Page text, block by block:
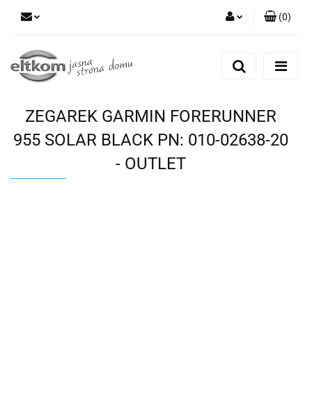
Zarejestruj się
(0)
ZEGAREK GARMIN FORERUNNER
955 SOLAR BLACK PN: 010-02638-20
- OUTLET